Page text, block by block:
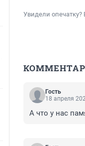
Увидели
Гость
18 апреля
А что у нас